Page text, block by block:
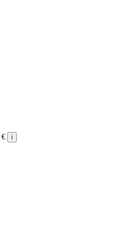
€ i